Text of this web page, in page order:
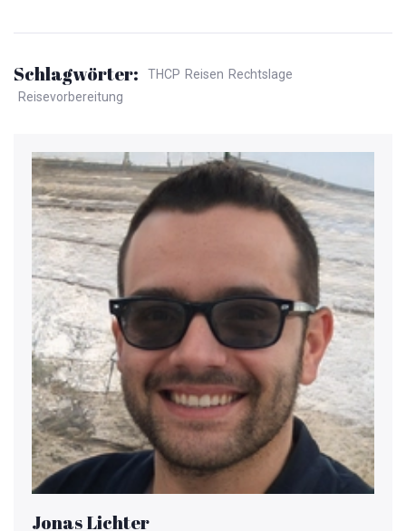
Schlagwörter: THCP Reisen Rechtslage
Reisevorbereitung
Jonas Lichter